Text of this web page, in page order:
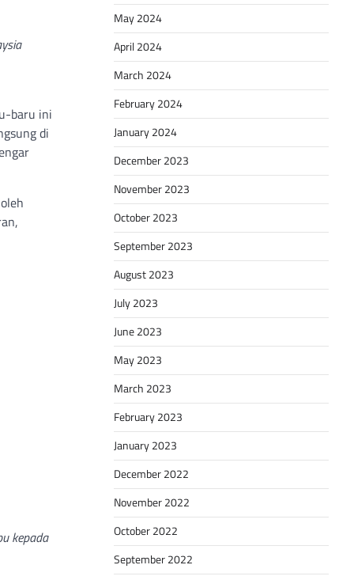
baru ini
di
kepada
May 2024
April 2024
March 2024
February 2024
January 2024
December 2023
November 2023
October 2023
September 2023
August 2023
July 2023
June 2023
May 2023
March 2023
February 2023
January 2023
December 2022
November 2022
October 2022
September 2022